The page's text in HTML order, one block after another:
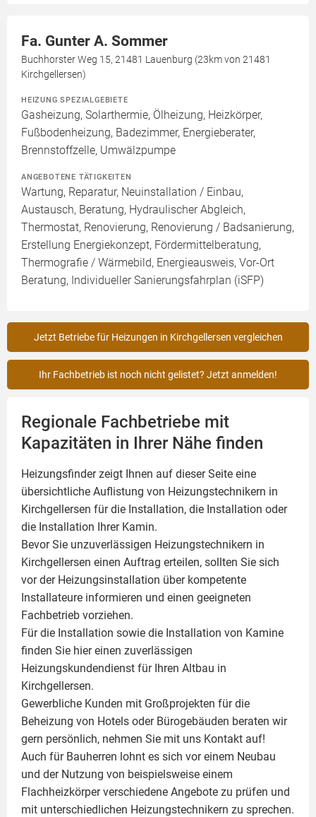
Fa. Gunter A. Sommer
Buchhorster Weg 15, 21481 Lauenburg (23km von 21481
Kirchgellersen)
HEIZUNG SPEZIALGEBIETE
Gasheizung, Solarthermie, Ölheizung, Heizkörper,
Fußbodenheizung, Badezimmer, Energieberater,
Brennstoffzelle, Umwälzpumpe
ANGEBOTENE TÄTIGKEITEN
Wartung, Reparatur, Neuinstallation / Einbau,
Austausch, Beratung, Hydraulischer Abgleich,
Thermostat, Renovierung, Renovierung / Badsanierung,
Erstellung Energiekonzept, Fördermittelberatung,
Thermografie / Wärmebild, Energieausweis, Vor-Ort
Beratung, Individueller Sanierungsfahrplan (iSFP)
Jetzt Betriebe für Heizungen in Kirchgellersen vergleichen
Ihr Fachbetrieb ist noch nicht gelistet? Jetzt anmelden!
Regionale Fachbetriebe mit
Kapazitäten in Ihrer Nähe finden
Heizungsfinder zeigt Ihnen auf dieser Seite eine
übersichtliche Auflistung von Heizungstechnikern in
Kirchgellersen für die Installation, die Installation oder
die Installation Ihrer Kamin.
Bevor Sie unzuverlässigen Heizungstechnikern in
Kirchgellersen einen Auftrag erteilen, sollten Sie sich
vor der Heizungsinstallation über kompetente
Installateure informieren und einen geeigneten
Fachbetrieb vorziehen.
Für die Installation sowie die Installation von Kamine
finden Sie hier einen zuverlässigen
Heizungskundendienst für Ihren Altbau in
Kirchgellersen.
Gewerbliche Kunden mit Großprojekten für die
Beheizung von Hotels oder Bürogebäuden beraten wir
gern persönlich, nehmen Sie mit uns Kontakt auf!
Auch für Bauherren lohnt es sich vor einem Neubau
und der Nutzung von beispielsweise einem
Flachheizkörperverschiedene Angebote zu prüfen und
mit unterschiedlichen Heizungstechnikern zu sprechen.